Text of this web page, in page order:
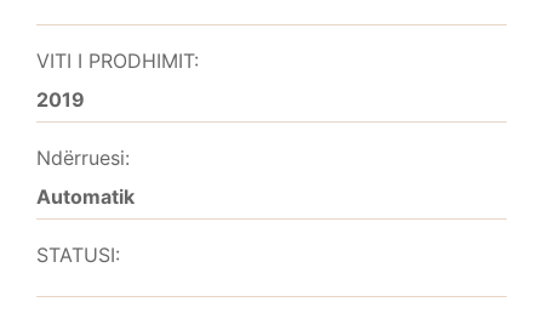
VITI I PRODHIMIT:
2019
Ndërruesi:
Automatik
STATUSI: